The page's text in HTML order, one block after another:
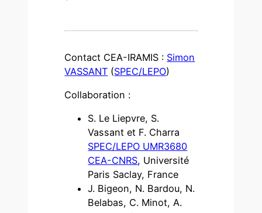
Contact CEA-IRAMIS : Simon
VASSANT (SPEC/LEPO)
Collaboration :
S. Le Liepvre, S.
Vassant et F. Charra
SPEC/LEPO UMR3680
CEA-CNRS, Université
Paris Saclay, France
J. Bigeon, N. Bardou, N.
Belabas, C. Minot, A.